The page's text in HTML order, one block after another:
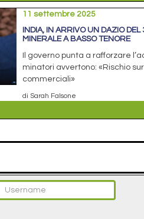
11 settembre 2025
INDIA, IN ARRIVO UN DAZIO DEL
MINERALE A BASSO TENORE
Il governo punta a rafforzare
minatori avvertono: «Rischio
commerciali»
di Sarah Falsone